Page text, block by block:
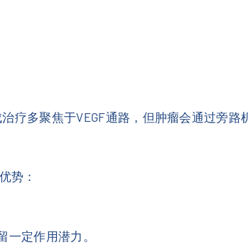
疗多聚焦于VEGF通路，但肿瘤会通过旁
势：
一定作用潜力。